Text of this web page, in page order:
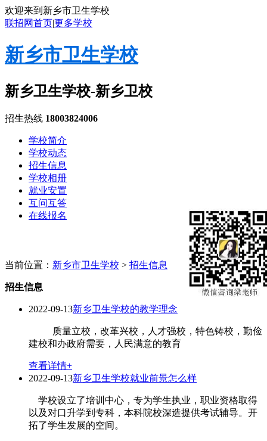
欢迎来到新乡市卫生学校
联招网首页|更多学校
新乡市卫生学校
新乡卫生学校-新乡卫校
招生热线 18003824006
学校简介
学校动态
招生信息
学校相册
就业安置
互问互答
在线报名
当前位置： 新乡市卫生学校 > 招生信息
招生信息
2022-09-13新乡卫生学校的教学理念
质量立校，改革兴校，人才强校，特色铸校，勤俭
建校和办政府需要，人民满意的教育
查看详情+
2022-09-13新乡卫生学校就业前景怎么样
学校设立了培训中心，专为学生执业，职业资格取得
以及对口升学到专科，本科院校深造提供考试辅导。开
拓了学生发展的空间。